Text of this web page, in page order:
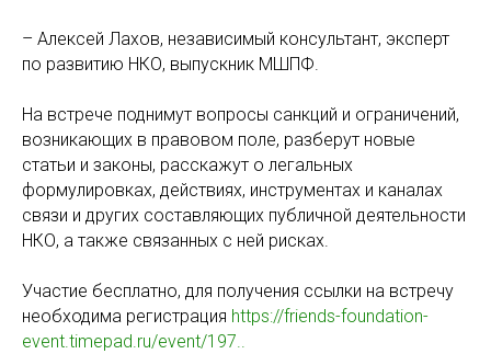
– Алексей Лахов, независимый консультант, эксперт
по развитию НКО, выпускник МШПФ.
На встрече поднимут вопросы санкций и ограничений,
возникающих в правовом поле, разберут новые
статьи и законы, расскажут о легальных
формулировках, действиях, инструментах и каналах
связи и других составляющих публичной деятельности
НКО, а также связанных с ней рисках.
Участие бесплатно, для получения ссылки на встречу
необходима регистрация https://friends-foundation-
event.timepad.ru/event/197..